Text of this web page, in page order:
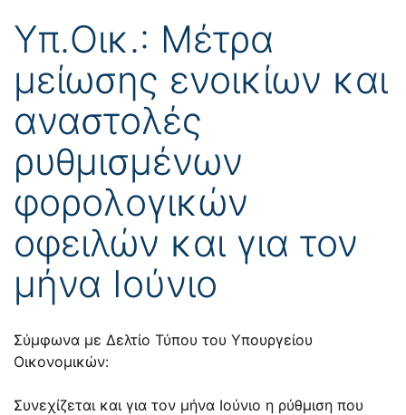
Υπ.Οικ.: Μέτρα
μείωσης ενοικίων και
αναστολές
ρυθμισμένων
φορολογικών
οφειλών και για τον
μήνα Ιούνιο
Σύμφωνα με Δελτίο Τύπου του Υπουργείου
Οικονομικών:
Συνεχίζεται και για τον μήνα Ιούνιο η ρύθμιση που